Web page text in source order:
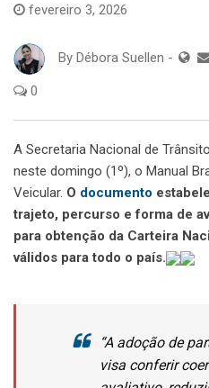
fevereiro 3, 2026
By Débora Suellen -
0
A Secretaria Nacional de
neste domingo (1º), o Manual
Veicular. O documento
trajeto, percurso e forma de
para obtenção da Carteira
válidos para todo o país.
“A adoção de
visa conferir